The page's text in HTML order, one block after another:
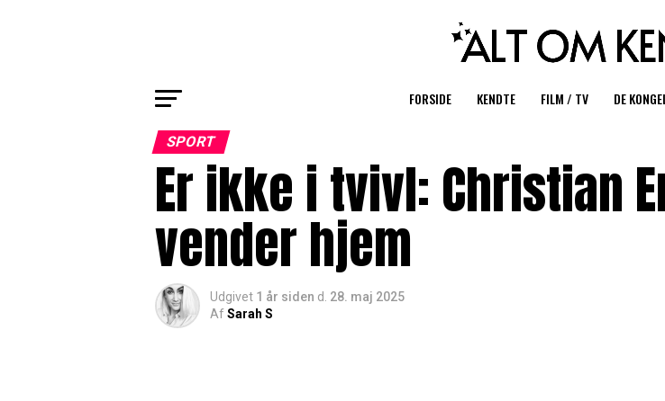
FORSIDE KENDTE FILM / TV DE
SPORT
Er ikke i tvivl: Christian
vender hjem
Udgivet 1 år siden d. 28. maj 2025
AfSarah S